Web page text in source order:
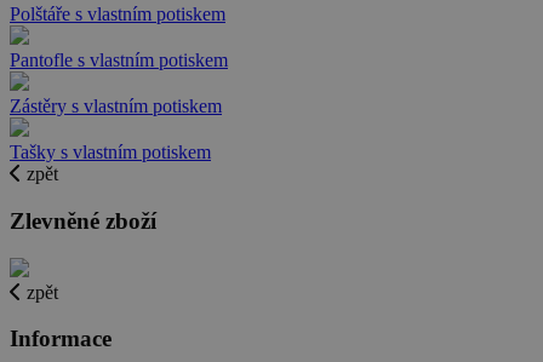
Polštáře s vlastním potiskem
Pantofle s vlastním potiskem
Zástěry s vlastním potiskem
Tašky s vlastním potiskem
zpět
Zlevněné zboží
zpět
Informace